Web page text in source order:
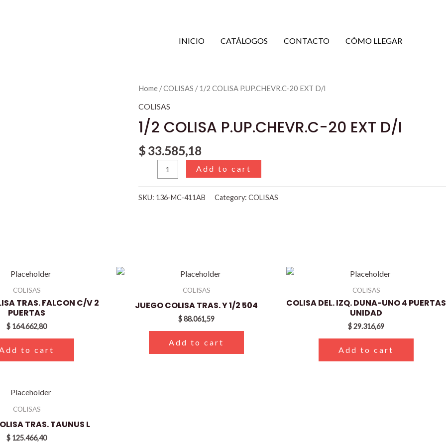
INICIO CATÁLOGOS CONTACTO CÓMO LLEGAR
Home/COLISAS / 1/2 COLISA P.UP.CHEVR.C-20 EXT D/I
COLISAS
1/2 COLISA P.UP.CHEVR.C-20 EXT D/I
$33.585,18
1/2
20
D/I
quantity
Add to cart
SKU: 136-MC-411AB Category: COLISAS
COLISAS
TRAS. FALCON C/V 2
PUERTAS
$ 164.662,80
to cart
COLISAS
JUEGO COLISA TRAS. Y 1/2 504
$88.061,59
Add to cart
COLISAS
COLISA DEL. IZQ. DUNA-UNO 4 PUERTAS
UNIDAD
$29.316,69
Add to cart
COLISAS
TRAS. TAUNUS L
$ 125.466,40